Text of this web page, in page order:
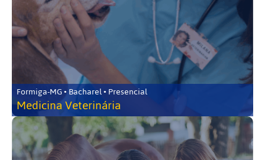
Formiga-MG • Bacharel • Presencial
Medicina Veterinária